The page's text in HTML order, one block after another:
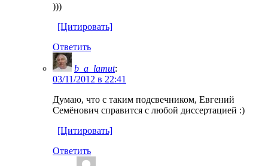
)))
[Цитировать]
Ответить
b_a_lamut:
03/11/2012 в 22:41
Думаю, что с таким подсвечником, Евгений
Семёнович справится с любой диссертацией :)
[Цитировать]
Ответить